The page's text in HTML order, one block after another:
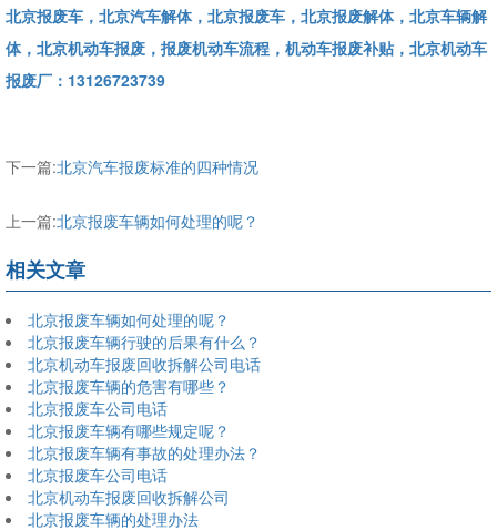
北京报废车，北京汽车解体，北京报废车，北京报废解体，北京车辆解
体，北京机动车报废，报废机动车流程，机动车报废补贴，北京机动车
报废厂：13126723739
下一篇:北京汽车报废标准的四种情况
上一篇:北京报废车辆如何处理的呢？
相关文章
北京报废车辆如何处理的呢？
北京报废车辆行驶的后果有什么？
北京机动车报废回收拆解公司电话
北京报废车辆的危害有哪些？
北京报废车公司电话
北京报废车辆有哪些规定呢？
北京报废车辆有事故的处理办法？
北京报废车公司电话
北京机动车报废回收拆解公司
北京报废车辆的处理办法